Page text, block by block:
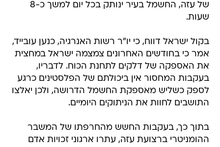
של עזה, החשמל בעיר ינותק בכל יום למשך כ-8
שעות.
בקול ישראל דווח, כי יו"ר רשות האנרגיה, כנען עובייד,
אמר כי בחודשים האחרונים צמצמה ישראל במחצית
את האספקה של דלקים לתחנת הכוח. לדבריו,
בעקבות המחסור אין ביכולתם של הפלסטינים כרגע
לספק כשליש מאספקת החשמל הדרושה, ולכן יאלצו
התושבים לחוות את הניתוקים היומיים.
בתוך כך, בעקבות החשש מהחרפתו של המשבר
ההומניטרי ברצועת עזה, עתרו ארגוני זכויות אדם